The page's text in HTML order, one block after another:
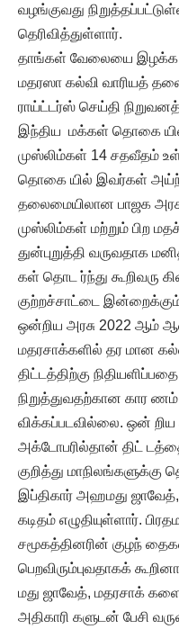
வழங்குவது
தெரிவித்துள்ளார்.
தாங்கள் வேலையை இழக்க
மதரஸா கல்வி வாரியத்
ராய்ட்டர்ஸ் செய்தி
இந்திய மக்கள் தொகை
முஸ்லிம்கள் 14 சதவீதம்
தொகை யில் இவர்கள்
தலைமையிலான பாஜக
முஸ்லிம்கள் மற்றும் பிற
துன்புறுத்தி வருவதாக
கள் தொட ர்ந்து கூறிவரு
குற்றச்சாட்டை இன்றைக்கும்
ஒன்றிய அரசு 2022 ஆம்
மதரசாக்களில் தர மான
திட்டத்திற்கு
நிறுத்துவதற்கான கார ணம்
விக்கப்படவில்லை. ஒன்
அக்டோபரில்தான் திட்
குறித்து மாநிலங்களுக்கு
இப்திகார் அஹமது ஜாவேத்,
கடிதம் எழுதியுள்ளார்.
சமூகத்தினரின் குழந்
பெறவிரும்புவதாகக்
மது ஜாவேத், மதரசாக்
அதிகாரி களுடன் பேசி